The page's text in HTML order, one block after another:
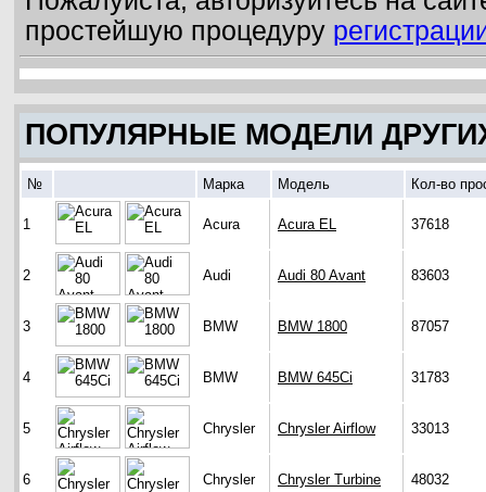
простейшую процедуру
ПОПУЛЯРНЫЕ МОДЕЛИ
№ Марка Модель Кол-во
1 Acura Acura EL 37618
2 Audi Audi 80 Avant 83603
3 BMW BMW 1800 87057
4 BMW BMW 645Ci 31783
5 Chrysler Chrysler Airflow 33013
6 Chrysler Chrysler Turbine 48032